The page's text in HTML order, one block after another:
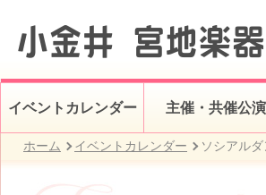
イベントカレンダー 主催・共催公演
ホーム イベントカレンダー ソシアル